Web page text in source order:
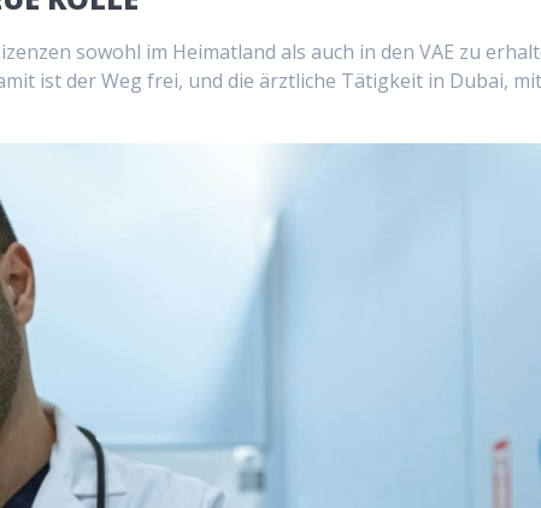
sowohl im Heimatland als auch in den VAE zu
ist der Weg frei, und die ärztliche Tätigkeit in Dubai,